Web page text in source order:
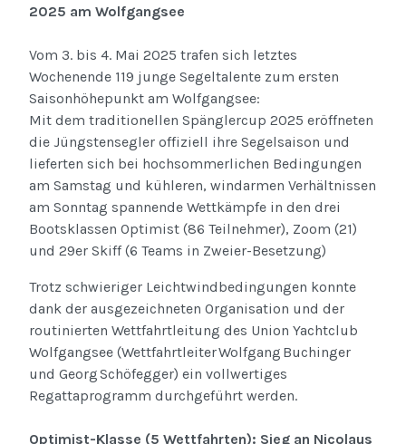
2025 am Wolfgangsee
Vom 3. bis 4. Mai 2025 trafen sich letztes
Wochenende 119 junge Segeltalente zum ersten
Saisonhöhepunkt am Wolfgangsee:
Mit dem traditionellen Spänglercup 2025 eröffneten
die Jüngstensegler offiziell ihre Segelsaison und
lieferten sich bei hochsommerlichen Bedingungen
am Samstag und kühleren, windarmen Verhältnissen
am Sonntag spannende Wettkämpfe in den drei
Bootsklassen Optimist (86 Teilnehmer), Zoom (21)
und 29er Skiff (6 Teams in Zweier-Besetzung)
Trotz schwieriger Leichtwindbedingungen konnte
dank der ausgezeichneten Organisation und der
routinierten Wettfahrtleitung des Union Yachtclub
Wolfgangsee (Wettfahrtleiter Wolfgang Buchinger
und Georg Schöfegger) ein vollwertiges
Regattaprogramm durchgeführt werden.
Optimist-Klasse (5 Wettfahrten): Sieg an Nicolaus